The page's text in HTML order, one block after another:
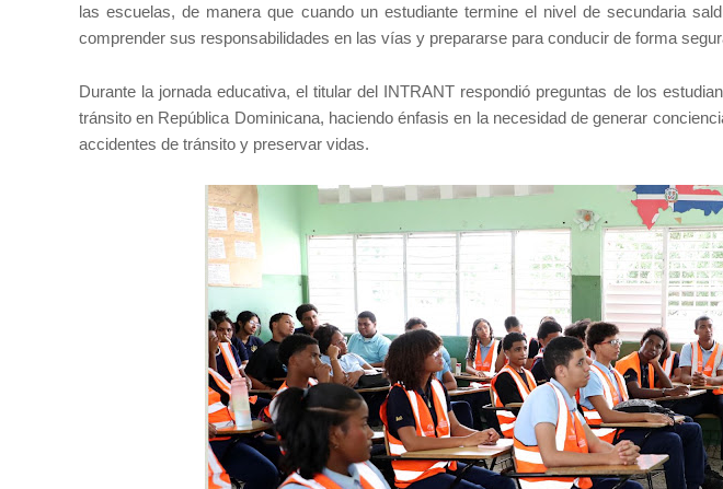
las escuelas, de manera que cuando un estudiante termine el nivel de secundaria
comprender sus responsabilidades en las vías y prepararse para conducir de forma
Durante la jornada educativa, el titular del INTRANT respondió preguntas de los
tránsito en República Dominicana, haciendo énfasis en la necesidad de generar
accidentes de tránsito y preservar vidas.